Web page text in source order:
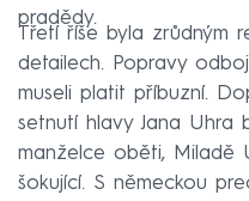
pradědy.
Třetí říše byla zrůdným
detailech. Popravy
museli platit příbuzní.
setnutí hlavy Jana Uhra
manželce oběti, Miladě
šokující. S německou